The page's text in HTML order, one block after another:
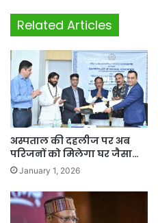
Related Articles
अस्पताल की दहलीज पर अब
परिजनों को मिलेगा घर जैसा…
January 1, 2026